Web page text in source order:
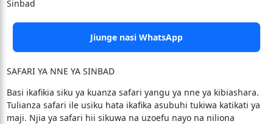
Sinbad
Jiunge nasi WhatsApp
SAFARI YA NNE YA SINBAD
Basi ikafikia siku ya kuanza safari yangu ya nne ya kibiashara.
Tulianza safari ile usiku hata ikafika asubuhi tukiwa katikati ya
maji. Njia ya safari hii sikuwa na uzoefu nayo na niliona